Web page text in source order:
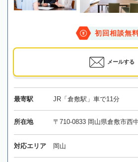
初回相談無
メールする
最寄駅 JR「倉敷駅」車で11分
所在地 〒710-0833 岡山県倉敷市西
対応エリア 岡山